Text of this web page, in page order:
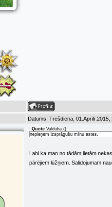
Datums: Trešdiena,
Quote Valduha ()
nepieņem izsprāgušu mīnu astes.
Labi ka man no tādām lietām
pārējiem lūžņiem. Salidojumam